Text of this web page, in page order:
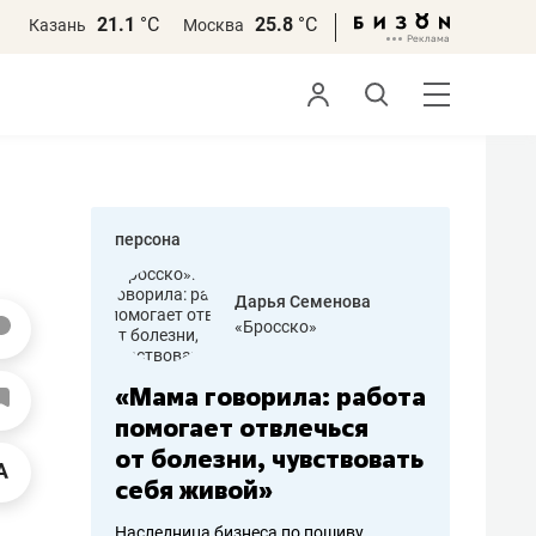
Казань 21.1 °С Москва 25.8 °С
персона
Дарья Семенова
«Бросско»
«Мама говорила: работа
помогает отвлечься
от болезни, чувствовать
себя живой»